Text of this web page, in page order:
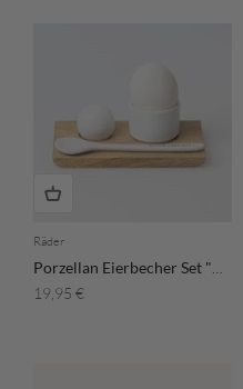
Räder
Angebot
19,95 €